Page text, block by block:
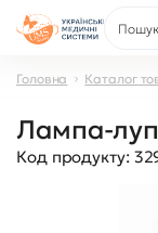
Головна Каталог
Лампа-
Код продукту: